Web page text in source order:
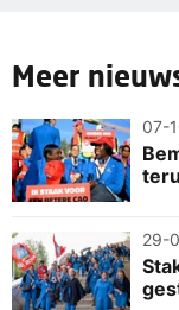
Meer
07-
29-